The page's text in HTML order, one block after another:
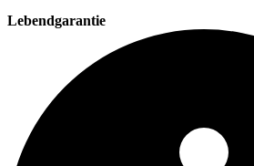
Lebendgarantie